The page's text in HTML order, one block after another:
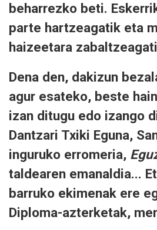
beharrezko beti.
parte hartzeagatik eta
haizeetara
Dena den, dakizun
agur esateko, beste
izan ditugu edo izango
Dantzari Txiki Eguna,
inguruko erromeria,
taldearen emanaldia...
barruko ekimenak ere
Diploma-azterketak,